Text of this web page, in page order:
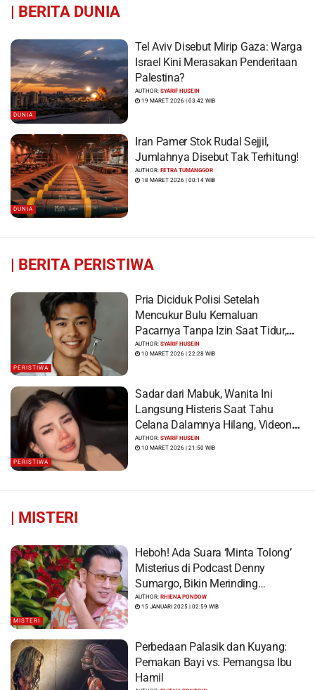
| BERITA DUNIA
DUNIA
Tel Aviv Disebut Mirip Gaza: Warga
Israel Kini Merasakan Penderitaan
Palestina?
AUTHOR:SYARIF HUSEIN
19 MARET 2026 | 03:42 WIB
DUNIA
Iran Pamer Stok Rudal Sejjil,
Jumlahnya Disebut Tak Terhitung!
AUTHOR:FETRA TUMANGGOR
18 MARET 2026 | 00:14 WIB
| BERITA PERISTIWA
PERISTIWA
Pria Diciduk Polisi Setelah
Mencukur Bulu Kemaluan
Pacarnya Tanpa Izin Saat Tidur,
Korban Syok Saat Terbangun
AUTHOR:SYARIF HUSEIN
10 MARET 2026 | 22:28 WIB
PERISTIWA
Sadar dari Mabuk, Wanita Ini
Langsung Histeris Saat Tahu
Celana Dalamnya Hilang, Videonya
Viral
AUTHOR:SYARIF HUSEIN
10 MARET 2026 | 21:50 WIB
| MISTERI
MISTERI
Heboh! Ada Suara ‘Minta Tolong’
Misterius di Podcast Denny
Sumargo, Bikin Merinding…
AUTHOR:RHIENA PONDOW
15 JANUARI 2025 | 02:59 WIB
Perbedaan Palasik dan Kuyang:
Pemakan Bayi vs. Pemangsa Ibu
Hamil